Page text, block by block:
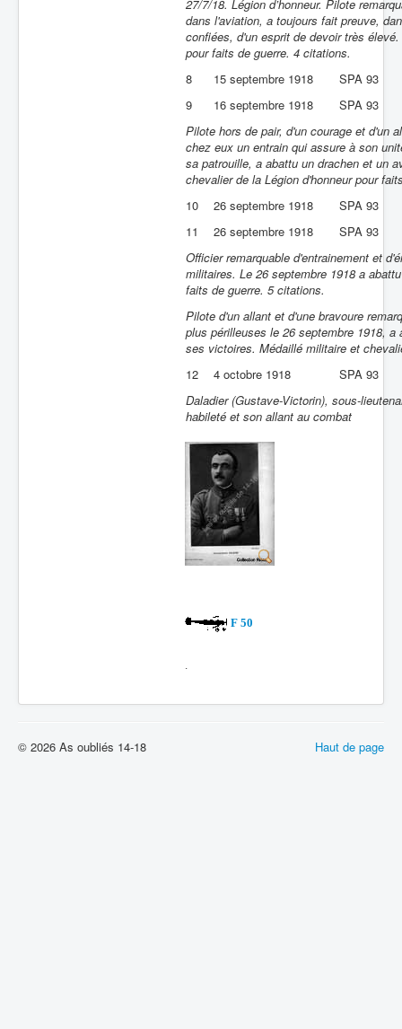
27/7/18. Légion d’honneur. Pilote
dans l'aviation, a toujours fait preuve,
confiées, d'un esprit de devoir très
pour faits de guerre. 4 citations.
8
15 septembre 1918
SPA 93
9
16 septembre 1918
SPA 93
Pilote hors de pair, d'un courage et d'un
chez eux un entrain qui assure à son
sa patrouille, a abattu un drachen et un
chevalier de la Légion d'honneur pour
10
26 septembre 1918
SPA 93
11
26 septembre 1918
SPA 93
Officier remarquable d'entrainement et
militaires. Le 26 septembre 1918 a
faits de guerre. 5 citations.
Pilote d'un allant et d'une bravoure
plus périlleuses le 26 septembre 1918,
ses victoires. Médaillé militaire et
12
4 octobre 1918
SPA 93
Daladier (Gustave-Victorin), sous-
habileté et son allant au combat
F 50
Haut de page
© 2026 As oubliés 14-18